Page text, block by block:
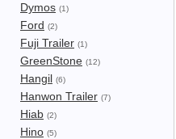
Dymos (1)
Ford (2)
Fuji Trailer (1)
GreenStone (12)
Hangil (6)
Hanwon Trailer (7)
Hiab (2)
Hino (5)